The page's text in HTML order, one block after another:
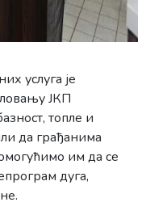
услуга је
ЈКП
топле и
да грађанима
им да се
дуга,